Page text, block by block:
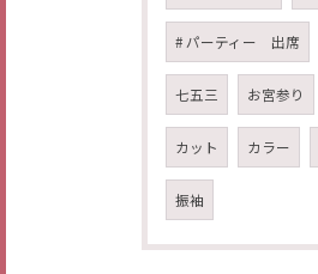
# パーティー 出席
七五三 お宮参り
カット カラー
振袖